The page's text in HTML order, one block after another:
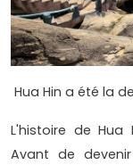
Hua Hin a été la
L'histoire de
Avant de